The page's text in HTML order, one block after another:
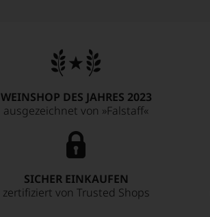
WEINSHOP DES JAHRES 2023
ausgezeichnet von »Falstaff«
SICHER EINKAUFEN
zertifiziert von Trusted Shops